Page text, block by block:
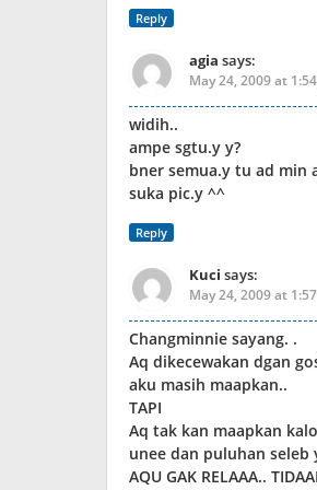
Reply
agia says:
May 24, 2009 at
widih..
ampe sgtu.y y?
bner semua.y tu ad min
suka pic.y ^^
Reply
Kuci says:
May 24, 2009 at
Changminnie sayang. .
Aq dikecewakan dgan
aku masih maapkan..
TAPI
Aq tak kan maapkan
unee dan puluhan
AQU GAK RELAAA..